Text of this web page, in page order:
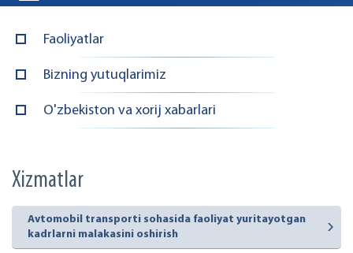
Faoliyatlar
Bizning yutuqlarimiz
O'zbekiston va xorij xabarlari
Xizmatlar
Avtomobil transporti sohasida faoliyat yuritayotgan
kadrlarni malakasini oshirish